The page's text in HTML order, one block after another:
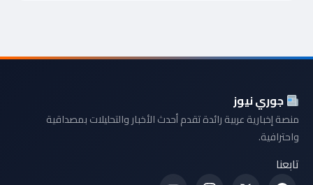
جوري نيوز
منصة إخبارية عربية رائدة تقدم أحدث الأخبار والتحليلات بمصداقية
واحترافية.
تابعنا